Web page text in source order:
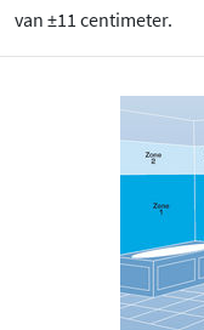
van ±11 centimeter.